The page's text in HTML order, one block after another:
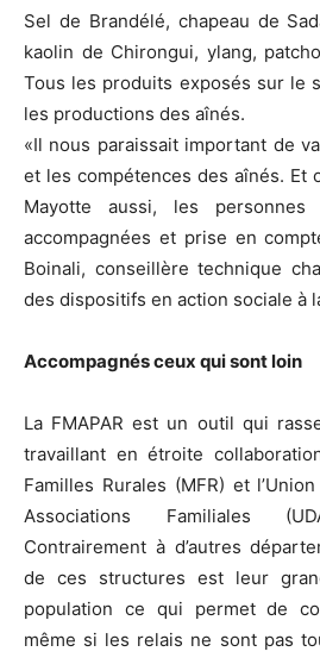
Sel de Brandélé, chapeau de
kaolin de Chirongui, ylang,
Tous les produits exposés sur le
les productions des aînés.
«Il nous paraissait important de
et les compétences des aînés. Et
Mayotte aussi, les
accompagnées et prise en
Boinali, conseillère technique
des dispositifs en action sociale à
Accompagnés ceux qui sont loin
La FMAPAR est un outil qui
travaillant en étroite
Familles Rurales (MFR) et
Associations Familiales
Contrairement à d’autres
de ces structures est leur
population ce qui permet de
même si les relais ne sont pas